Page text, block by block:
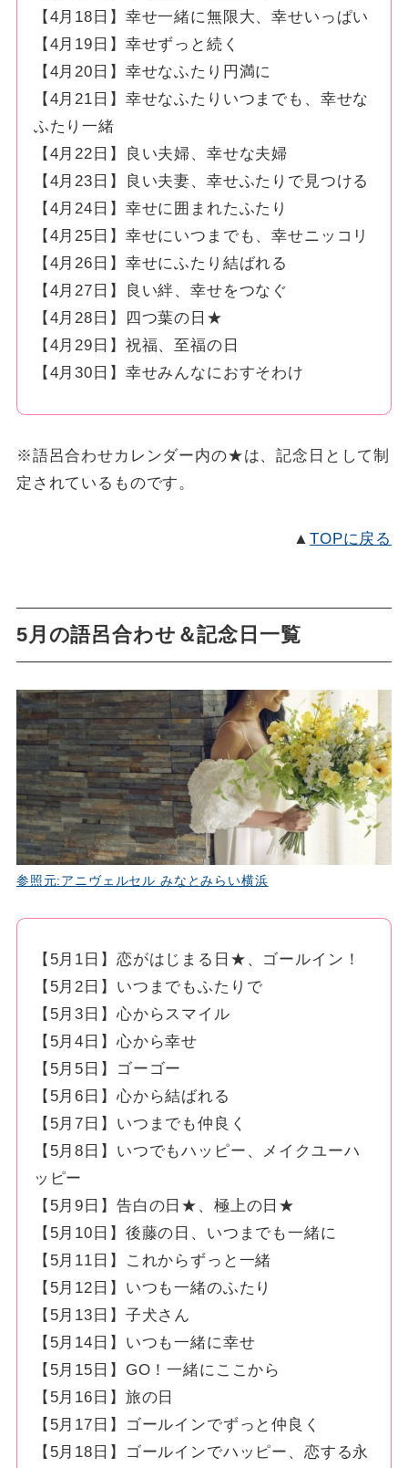
【4月18日】幸せ一緒に無限大、幸せいっぱい
【4月19日】幸せずっと続く
【4月20日】幸せなふたり円満に
【4月21日】幸せなふたりいつまでも、幸せな
ふたり一緒
【4月22日】良い夫婦、幸せな夫婦
【4月23日】良い夫妻、幸せふたりで見つける
【4月24日】幸せに囲まれたふたり
【4月25日】幸せにいつまでも、幸せニッコリ
【4月26日】幸せにふたり結ばれる
【4月27日】良い絆、幸せをつなぐ
【4月28日】四つ葉の日★
【4月29日】祝福、至福の日
【4月30日】幸せみんなにおすそわけ
※語呂合わせカレンダー内の★は、記念日として制
定されているものです。
▲TOPに戻る
5月の語呂合わせ＆記念日一覧
参照元:アニヴェルセル みなとみらい横浜
【5月1日】恋がはじまる日★、ゴールイン！
【5月2日】いつまでもふたりで
【5月3日】心からスマイル
【5月4日】心から幸せ
【5月5日】ゴーゴー
【5月6日】心から結ばれる
【5月7日】いつまでも仲良く
【5月8日】いつでもハッピー、メイクユーハ
ッピー
【5月9日】告白の日★、極上の日★
【5月10日】後藤の日、いつまでも一緒に
【5月11日】これからずっと一緒
【5月12日】いつも一緒のふたり
【5月13日】子犬さん
【5月14日】いつも一緒に幸せ
【5月15日】GO！一緒にここから
【5月16日】旅の日
【5月17日】ゴールインでずっと仲良く
【5月18日】ゴールインでハッピー、恋する永